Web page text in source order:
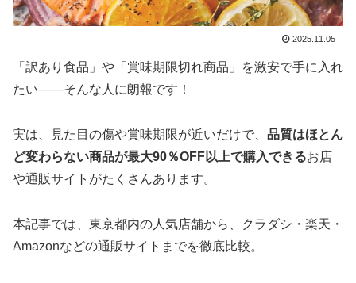
2025.11.05
「訳あり食品」や「賞味期限切れ商品」を激安で手に入れ
たい――そんな人に朗報です！
実は、見た目の傷や賞味期限が近いだけで、 品質はほとん
ど変わらない商品が最大90％OFF以上で購入できるお店
や通販サイトがたくさんあります。
本記事では、東京都内の人気店舗から、クラダシ・楽天・
Amazonなどの通販サイトまでを徹底比較。